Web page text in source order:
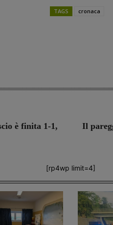
TAGS cronaca
è finita 1-1,
Il
[rp4wp limit=4]